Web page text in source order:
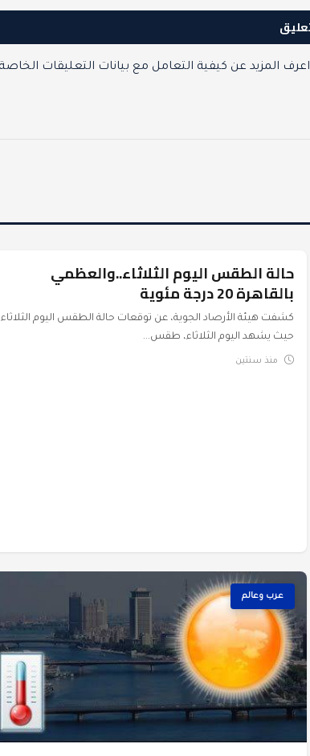
اعرف المزيد عن كيفية التعامل مع بيانات التعليقات
عرب وعالم
حالة الطقس اليوم الثلاثاء..والعظمي
بالقاهرة 20 درجة مئوية
كشفت هيئة الأرصاد الجوية، عن توقعات حالة الطقس اليوم
حيث يشهد اليوم الثلاثاء، طقس...
منذ سنتين
عرب وعالم